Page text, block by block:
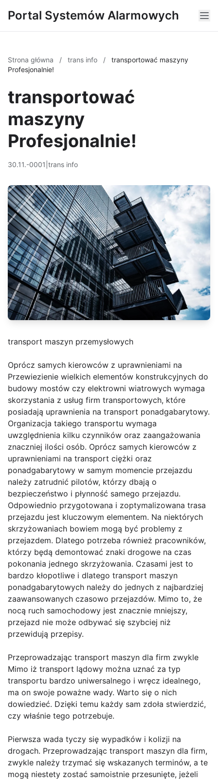
Portal Systemów Alarmowych
Strona główna / trans info /
transportować maszyny
Profesjonalnie!
transportować
maszyny
Profesjonalnie!
30.11.-0001 trans info
transport maszyn przemysłowych
Oprócz samych kierowców z uprawnieniami na
Przewiezienie wielkich elementów konstrukcyjnych do
budowy mostów czy elektrowni wiatrowych wymaga
skorzystania z usług firm transportowych, które
posiadają uprawnienia na transport ponadgabarytowy.
Organizacja takiego transportu wymaga
uwzględnienia kilku czynników oraz zaangażowania
znaczniej ilości osób. Oprócz samych kierowców z
uprawnieniami na transport ciężki oraz
ponadgabarytowy w samym momencie przejazdu
należy zatrudnić pilotów, którzy dbają o
bezpieczeństwo i płynność samego przejazdu.
Odpowiednio przygotowana i zoptymalizowana trasa
przejazdu jest kluczowym elementem. Na niektórych
skrzyżowaniach bowiem mogą być problemy z
przejazdem. Dlatego potrzeba również pracowników,
którzy będą demontować znaki drogowe na czas
pokonania jednego skrzyżowania. Czasami jest to
bardzo kłopotliwe i dlatego transport maszyn
ponadgabarytowych należy do jednych z najbardziej
zaawansowanych czasowo przejazdów. Mimo to, że
nocą ruch samochodowy jest znacznie mniejszy,
przejazd nie może odbywać się szybciej niż
przewidują przepisy.
Przeprowadzając transport maszyn dla firm zwykle
Mimo iż transport lądowy można uznać za typ
transportu bardzo uniwersalnego i wręcz idealnego,
ma on swoje poważne wady. Warto się o nich
dowiedzieć. Dzięki temu każdy sam zdoła stwierdzić,
czy właśnie tego potrzebuje.
Pierwsza wada tyczy się wypadków i kolizji na
drogach. Przeprowadzając transport maszyn dla firm,
zwykle należy trzymać się wskazanych terminów, a te
mogą niestety zostać samoistnie przesunięte, jeżeli